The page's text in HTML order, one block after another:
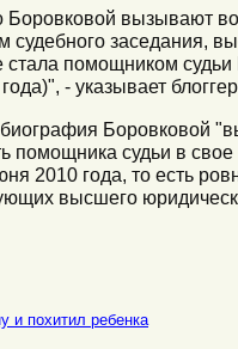
вызывают
судебного заседания,
помощником
- указывает
Боровковой
помощника судьи в
2010 года, то есть
высшего
и похитил ребенка